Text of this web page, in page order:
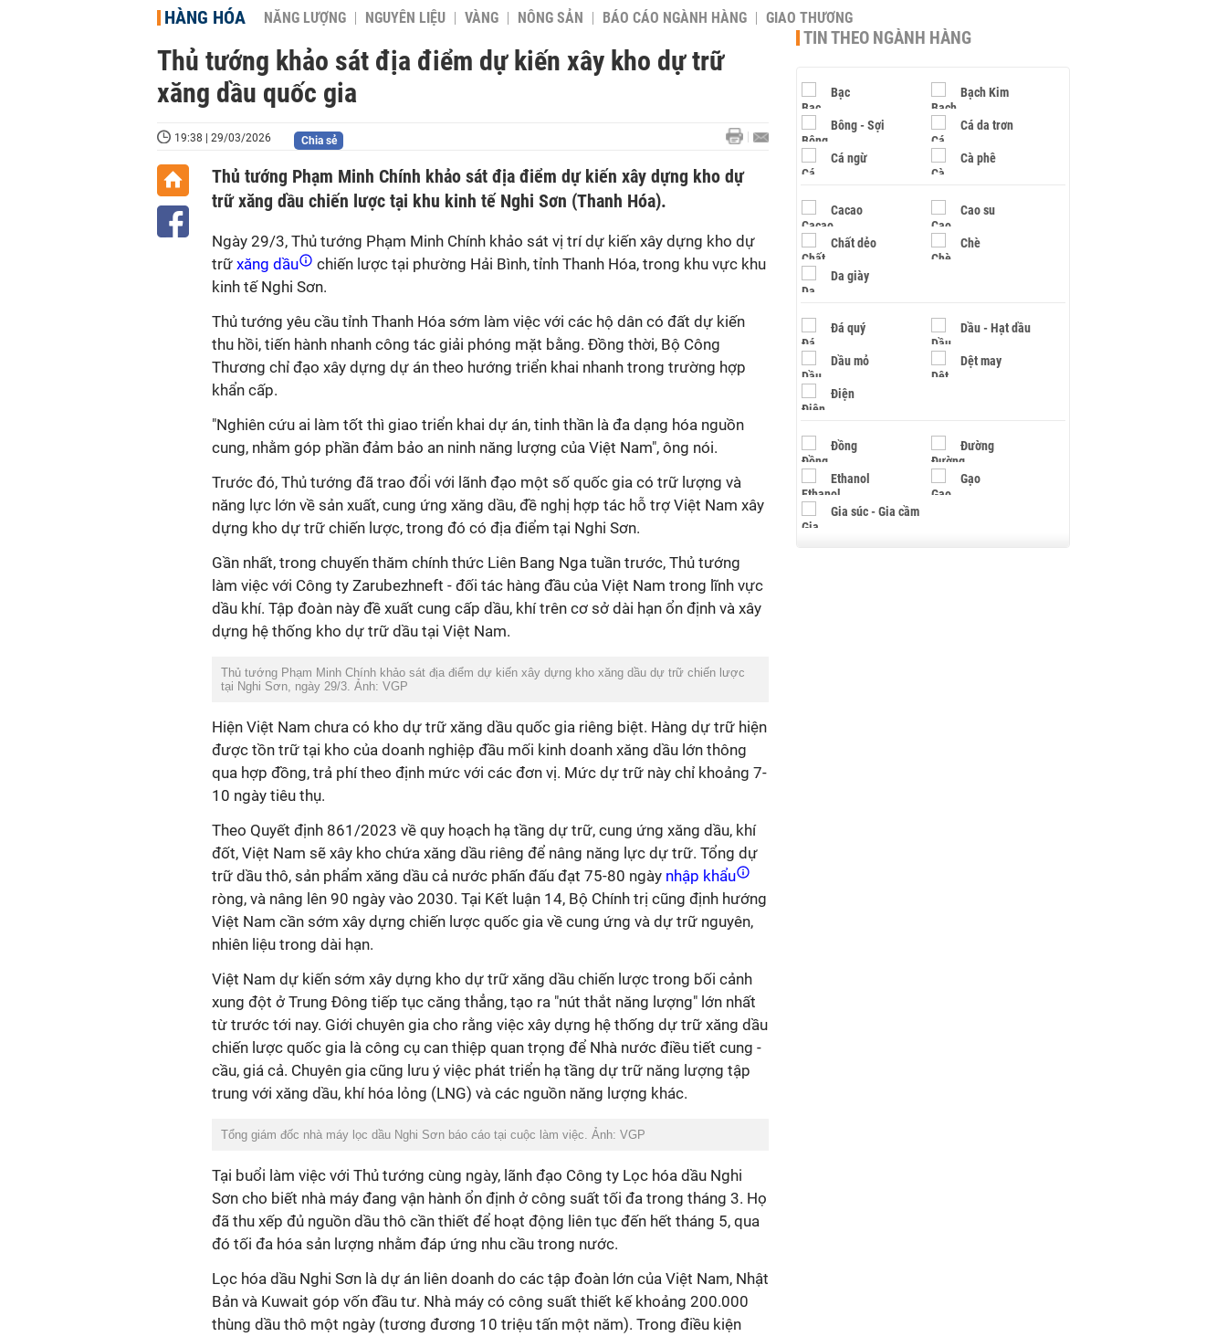
HÀNG HÓA NĂNG LƯỢNG NGUYÊN LIỆU VÀNG NÔNG SẢN BÁO CÁO NGÀNH HÀNG GIAO THƯƠNG
Thủ tướng khảo sát địa điểm dự kiến xây kho dự trữ
xăng dầu quốc gia
19:38 | 29/03/2026 Chia sẻ
Thủ tướng Phạm Minh Chính khảo sát địa điểm dự kiến xây dựng kho dự
trữ xăng dầu chiến lược tại khu kinh tế Nghi Sơn (Thanh Hóa).
Ngày 29/3, Thủ tướng Phạm Minh Chính khảo sát vị trí dự kiến xây dựng kho dự
trữ xăng dầu
chiến lược tại phường Hải Bình, tỉnh Thanh Hóa, trong khu vực khu
kinh tế Nghi Sơn.
Thủ tướng yêu cầu tỉnh Thanh Hóa sớm làm việc với các hộ dân có đất dự kiến
thu hồi, tiến hành nhanh công tác giải phóng mặt bằng. Đồng thời, Bộ Công
Thương chỉ đạo xây dựng dự án theo hướng triển khai nhanh trong trường hợp
khẩn cấp.
"Nghiên cứu ai làm tốt thì giao triển khai dự án, tinh thần là đa dạng hóa nguồn
cung, nhằm góp phần đảm bảo an ninh năng lượng của Việt Nam", ông nói.
Trước đó, Thủ tướng đã trao đổi với lãnh đạo một số quốc gia có trữ lượng và
năng lực lớn về sản xuất, cung ứng xăng dầu, đề nghị hợp tác hỗ trợ Việt Nam xây
dựng kho dự trữ chiến lược, trong đó có địa điểm tại Nghi Sơn.
Gần nhất, trong chuyến thăm chính thức Liên Bang Nga tuần trước, Thủ tướng
làm việc với Công ty Zarubezhneft - đối tác hàng đầu của Việt Nam trong lĩnh vực
dầu khí. Tập đoàn này đề xuất cung cấp dầu, khí trên cơ sở dài hạn ổn định và xây
dựng hệ thống kho dự trữ dầu tại Việt Nam.
Thủ tướng Phạm Minh Chính khảo sát địa điểm dự kiến xây dựng kho xăng dầu dự trữ chiến lược
tại Nghi Sơn, ngày 29/3. Ảnh: VGP
Hiện Việt Nam chưa có kho dự trữ xăng dầu quốc gia riêng biệt. Hàng dự trữ hiện
được tồn trữ tại kho của doanh nghiệp đầu mối kinh doanh xăng dầu lớn thông
qua hợp đồng, trả phí theo định mức với các đơn vị. Mức dự trữ này chỉ khoảng 7-
10 ngày tiêu thụ.
Theo Quyết định 861/2023 về quy hoạch hạ tầng dự trữ, cung ứng xăng dầu, khí
đốt, Việt Nam sẽ xây kho chứa xăng dầu riêng để nâng năng lực dự trữ. Tổng dự
trữ dầu thô, sản phẩm xăng dầu cả nước phấn đấu đạt 75-80 ngày nhập khẩu
ròng, và nâng lên 90 ngày vào 2030. Tại Kết luận 14, Bộ Chính trị cũng định hướng
Việt Nam cần sớm xây dựng chiến lược quốc gia về cung ứng và dự trữ nguyên,
nhiên liệu trong dài hạn.
Việt Nam dự kiến sớm xây dựng kho dự trữ xăng dầu chiến lược trong bối cảnh
xung đột ở Trung Đông tiếp tục căng thẳng, tạo ra "nút thắt năng lượng" lớn nhất
từ trước tới nay. Giới chuyên gia cho rằng việc xây dựng hệ thống dự trữ xăng dầu
chiến lược quốc gia là công cụ can thiệp quan trọng để Nhà nước điều tiết cung -
cầu, giá cả. Chuyên gia cũng lưu ý việc phát triển hạ tầng dự trữ năng lượng tập
trung với xăng dầu, khí hóa lỏng (LNG) và các nguồn năng lượng khác.
Tổng giám đốc nhà máy lọc dầu Nghi Sơn báo cáo tại cuộc làm việc. Ảnh: VGP
Tại buổi làm việc với Thủ tướng cùng ngày, lãnh đạo Công ty Lọc hóa dầu Nghi
Sơn cho biết nhà máy đang vận hành ổn định ở công suất tối đa trong tháng 3. Họ
đã thu xếp đủ nguồn dầu thô cần thiết để hoạt động liên tục đến hết tháng 5, qua
đó tối đa hóa sản lượng nhằm đáp ứng nhu cầu trong nước.
Lọc hóa dầu Nghi Sơn là dự án liên doanh do các tập đoàn lớn của Việt Nam, Nhật
Bản và Kuwait góp vốn đầu tư. Nhà máy có công suất thiết kế khoảng 200.000
thùng dầu thô một ngày (tương đương 10 triệu tấn một năm). Trong điều kiện
TIN THEO NGÀNH HÀNG
Bạc Bạch Kim
Bông - Sợi Cá da trơn
Cá ngừ Cà phê
Cacao Cao su
Chất dẻo Chè
Da giày
Đá quý Dầu - Hạt dầu
Dầu mỏ Dệt may
Điện
Đồng Đường
Ethanol Gạo
Gia súc - Gia cầm